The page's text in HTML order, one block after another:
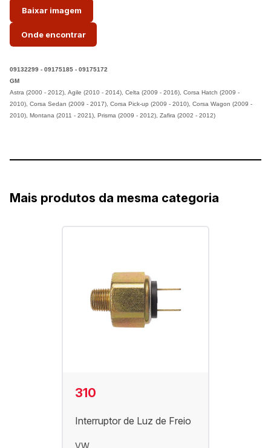
Baixar imagem
Onde encontrar
09132299 - 09175185 - 09175172
GM
Astra (2000 - 2012), Agile (2010 - 2014), Celta (2009 - 2016), Corsa Hatch (2009 -
2010), Corsa Sedan (2009 - 2017), Corsa Pick-up (2009 - 2010), Corsa Wagon (2009 -
2010), Montana (2011 - 2021), Prisma (2009 - 2012), Zafira (2002 - 2012)
Mais produtos da mesma categoria
310
Interruptor de Luz de Freio
VW